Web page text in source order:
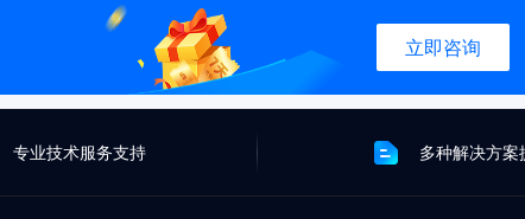
立即咨询
专业技术服务支持 多种解决方案